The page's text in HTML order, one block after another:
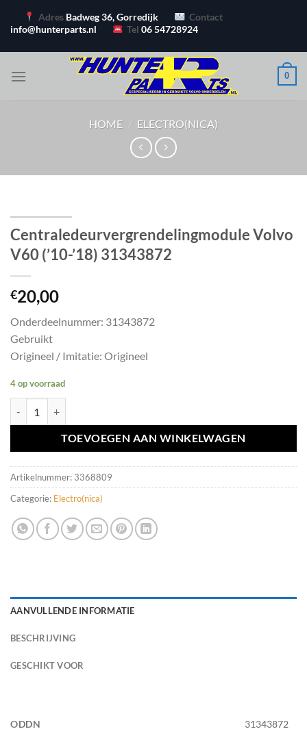
naar
Adres Badweg 36, Gorredijk
Contact
info@hunterparts.nl
Tel06 54728924
0
HOME / ELECTRO(NICA)
Centraledeurvergrendelingmodule Volvo
V60 (’10-’18) 31343872
€20,00
Onderdeelnummer: 31343872
Gebruikt
Origineel / Imitatie: Origineel
4 op voorraad
TOEVOEGEN AAN WINKELWAGEN
Artikelnummer: 3368809
Categorie: Electro(nica)
AANVULLENDE INFORMATIE
BESCHRIJVING
GESCHIKT VOOR
ODDN 31343872